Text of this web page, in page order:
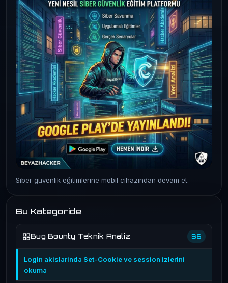
Siber güvenlik eğitimlerine mobil cihazından devam et.
Bu Kategoride
Bug Bounty Teknik Analiz 36
Login akislarinda Set-Cookie ve session izlerini
okuma